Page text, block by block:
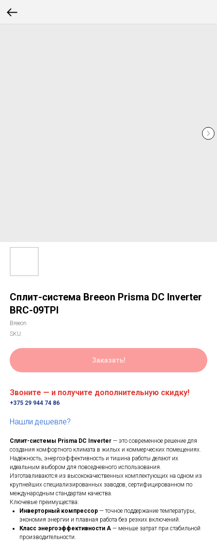
Сплит-система Breeon Prisma DC Inverter
BRC-09TPI
Breeon
SKU:
Заказать!
Звоните — и получите дополнительную скидку!
+375 29 944 74 86
Нашли дешевле?
Сплит-системы Prisma DC Inverter — это современное решение для
создания комфортного климата в жилых и коммерческих помещениях.
Надёжность, энергоэффективность и тишина работы делают их
идеальным выбором для повседневного использования.
Изготавливаются из высококачественных комплектующих на одном из
крупнейших специализированных заводов, сертифицированном по
международным стандартам качества.
Ключевые преимущества:
Инверторный компрессор — точное поддержание температуры,
экономия энергии и плавная работа без резких включений.
Класс энергоэффективности A — меньше затрат при стабильной
производительности.